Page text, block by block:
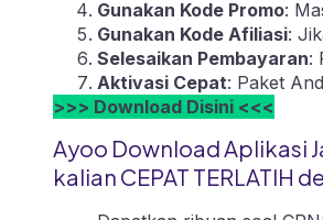
Gunakan Kode Promo:
Gunakan Kode Afiliasi:
Selesaikan Pembayaran:
Aktivasi Cepat: Paket
>>> Download Disini <<<
Ayoo Download Aplikasi
kalian CEPAT TERLATIH